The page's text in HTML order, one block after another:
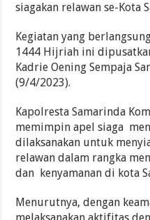
siagakan relawan se-Kota
Kegiatan yang
1444 Hijriah ini
Kadrie Oening Sempaja
(9/4/2023).
Kapolresta Samarinda
memimpin apel siaga
dilaksanakan untuk
relawan dalam rangka
dan kenyamanan di kota
Menurutnya, dengan